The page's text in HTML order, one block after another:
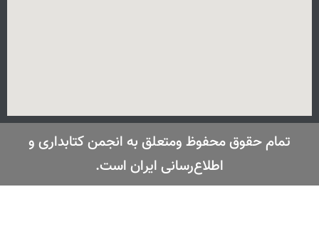
تمام حقوق محفوظ ومتعلق به انجمن کتابداری و
اطلاع‌رسانی ایران است.